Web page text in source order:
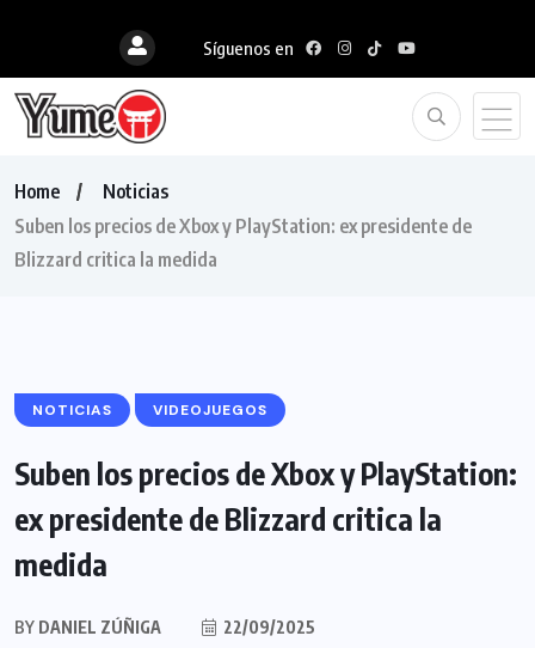
Síguenos en
Home
Noticias
Suben los precios de Xbox y PlayStation: ex presidente de
Blizzard critica la medida
NOTICIAS VIDEOJUEGOS
Suben los precios de Xbox y PlayStation:
ex presidente de Blizzard critica la
medida
BY DANIEL ZÚÑIGA
22/09/2025